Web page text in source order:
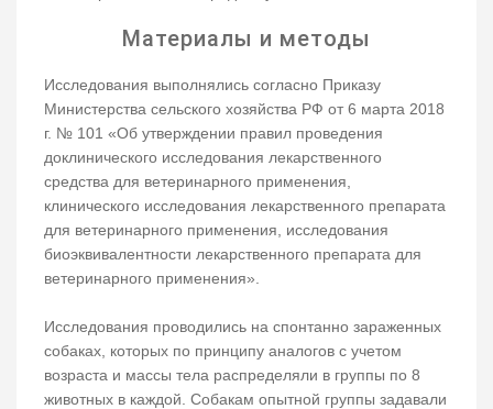
Материалы и методы
Исследования выполнялись согласно Приказу
Министерства сельского хозяйства РФ от 6 марта 2018
г. № 101 «Об утверждении правил проведения
доклинического исследования лекарственного
средства для ветеринарного применения,
клинического исследования лекарственного препарата
для ветеринарного применения, исследования
биоэквивалентности лекарственного препарата для
ветеринарного применения».
Исследования проводились на спонтанно зараженных
собаках, которых по принципу аналогов с учетом
возраста и массы тела распределяли в группы по 8
животных в каждой. Собакам опытной группы задавали